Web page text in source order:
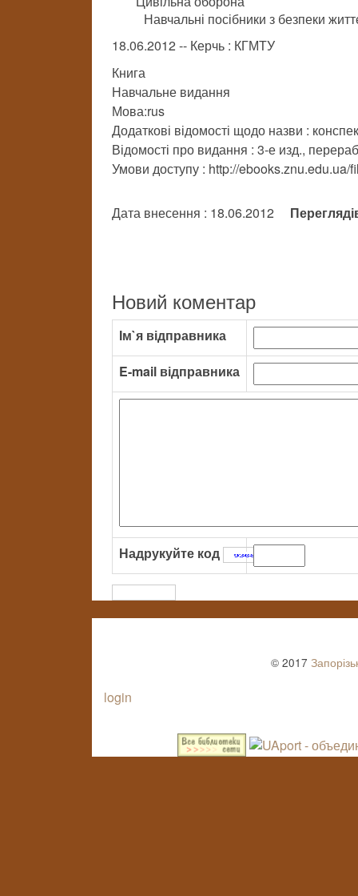
Навчальні посібники з безпеки
18.06.2012 -- Керчь : КГМТУ
Книга
Навчальне видання
Мова:rus
Додаткові відомості щодо назви :
Відомості про видання : 3-е изд.,
Умови доступу : http://
Дата внесення : 18.06.2012
Новий коментар
Ім`я відправника
E-mail відправника
Надрукуйте код
© 2017
login